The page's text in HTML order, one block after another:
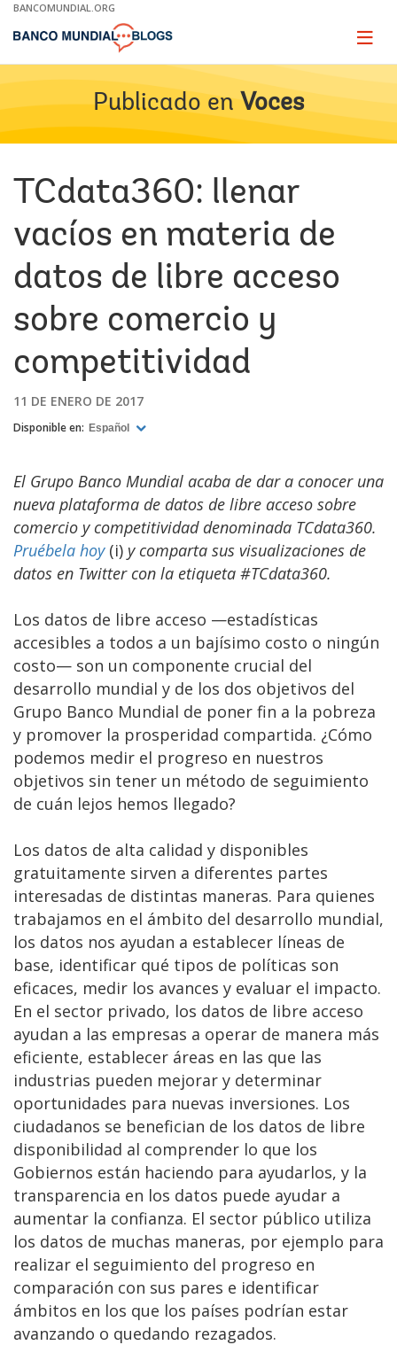
Skip
Main
BANCOMUNDIAL.ORG
Page
Publicado en Voces
TCdata360: llenar
vacíos en materia de
datos de libre acceso
sobre comercio y
competitividad
11 DE ENERO DE 2017
Disponible en: Español
El Grupo Banco Mundial acaba de dar a conocer una
nueva plataforma de datos de libre acceso sobre
comercio y competitividad denominada TCdata360.
Pruébela hoy(i) y comparta sus visualizaciones de
datos en Twitter con la etiqueta #TCdata360.
Los datos de libre acceso —estadísticas
accesibles a todos a un bajísimo costo o ningún
costo— son un componente crucial del
desarrollo mundial y de los dos objetivos del
Grupo Banco Mundial de poner fin a la pobreza
y promover la prosperidad compartida. ¿Cómo
podemos medir el progreso en nuestros
objetivos sin tener un método de seguimiento
de cuán lejos hemos llegado?
Los datos de alta calidad y disponibles
gratuitamente sirven a diferentes partes
interesadas de distintas maneras. Para quienes
trabajamos en el ámbito del desarrollo mundial,
los datos nos ayudan a establecer líneas de
base, identificar qué tipos de políticas son
eficaces, medir los avances y evaluar el impacto.
En el sector privado, los datos de libre acceso
ayudan a las empresas a operar de manera más
eficiente, establecer áreas en las que las
industrias pueden mejorar y determinar
oportunidades para nuevas inversiones. Los
ciudadanos se benefician de los datos de libre
disponibilidad al comprender lo que los
Gobiernos están haciendo para ayudarlos, y la
transparencia en los datos puede ayudar a
aumentar la confianza. El sector público utiliza
los datos de muchas maneras, por ejemplo para
realizar el seguimiento del progreso en
comparación con sus pares e identificar
ámbitos en los que los países podrían estar
avanzando o quedando rezagados.